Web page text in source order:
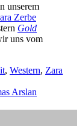
unserem
Zerbe
Gold
uns vom
, Western, Zara
Arslan